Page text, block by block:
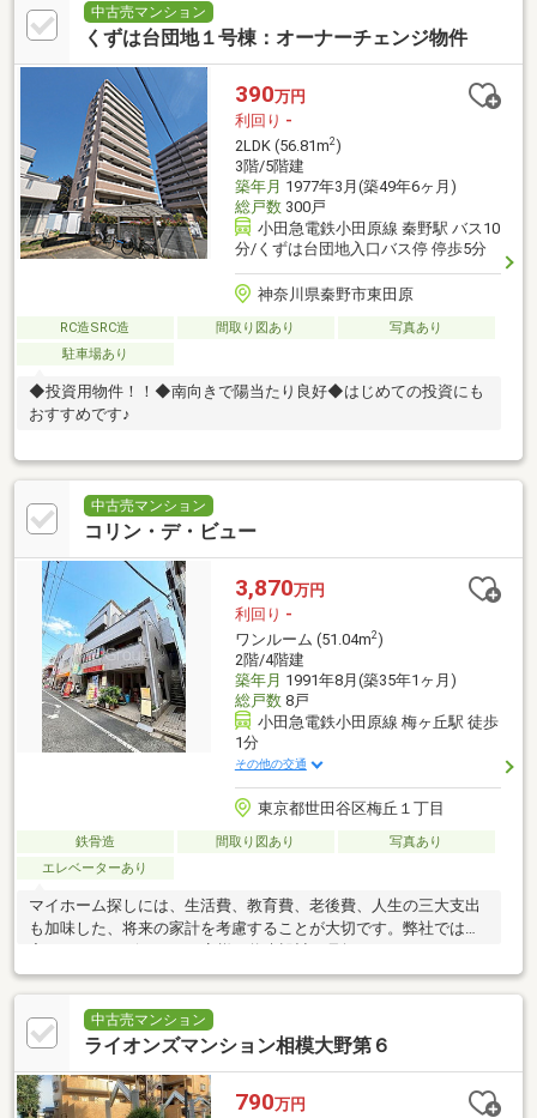
中古売マンション
くずは台団地１号棟：オーナーチェンジ物件
390万円
利回り -
2LDK (56.81m2)
3階/5階建
築年月 1977年3月(築49年6ヶ月)
総戸数300戸
小田急電鉄小田原線 秦野駅 バス10
分/くずは台団地入口バス停 停歩5分
神奈川県秦野市東田原
RC造SRC造 間取り図あり
写真あり
駐車場あり
◆投資用物件！！◆南向きで陽当たり良好◆はじめての投資にも
おすすめです♪
中古売マンション
コリン・デ・ビュー
3,870万円
利回り -
ワンルーム (51.04m2)
2階/4階建
築年月 1991年8月(築35年1ヶ月)
総戸数8戸
小田急電鉄小田原線 梅ヶ丘駅 徒歩
1分
その他の交通
東京都世田谷区梅丘１丁目
鉄骨造 間取り図あり
写真あり
エレベーターあり
マイホーム探しには、生活費、教育費、老後費、人生の三大支出
も加味した、将来の家計を考慮することが大切です。弊社では住
ングを実施します。
中古売マンション
ライオンズマンション相模大野第６
790万円